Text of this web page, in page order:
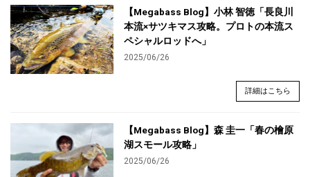
【Megabass Blog】小林 智徳「長良川
本流×サツキマス攻略。プロトの本流ス
ペシャルロッドへ」
2025/06/26
詳細はこちら
【Megabass Blog】森 圭一「春の檜原
湖スモール攻略」
2025/06/26